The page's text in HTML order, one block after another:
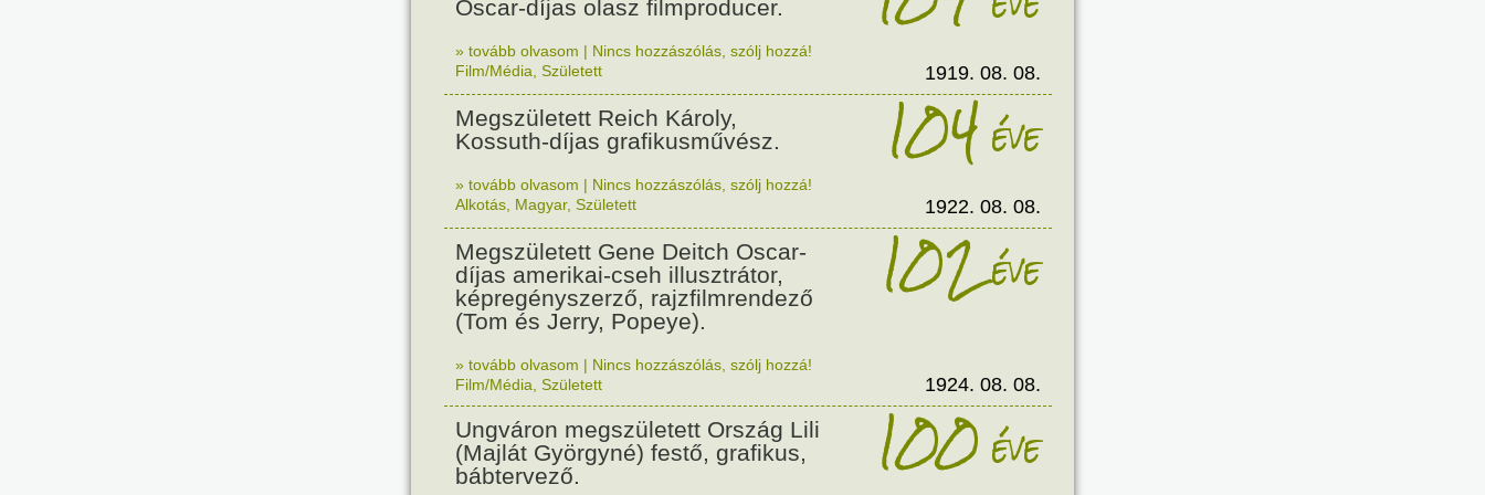
Oscar-díjas olasz filmproducer.
» tovább olvasom | Nincs hozzászólás, szólj hozzá!
Film/Média Született 1919. 08. 08.
Megszületett Reich Károly,
Kossuth-díjas grafikusművész.
104éve
» tovább olvasom | Nincs hozzászólás, szólj hozzá!
Alkotás Magyar, Született 1922. 08. 08.
Megszületett Gene Deitch Oscar-
díjas amerikai-cseh illusztrátor,
képregényszerző, rajzfilmrendező
(Tom és Jerry, Popeye).
102éve
» tovább olvasom | Nincs hozzászólás, szólj hozzá!
Film/Média Született 1924. 08. 08.
Ungváron megszületett Ország Lili
(Majlát Györgyné) festő, grafikus,
bábtervező.
100éve